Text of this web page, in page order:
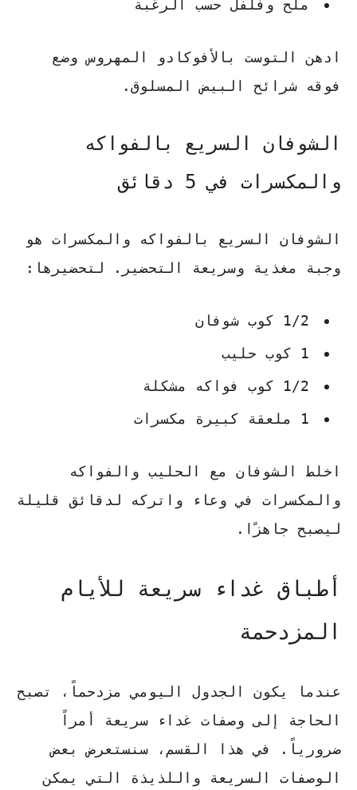
ملح وفلفل حسب الرغبة
ادهن التوست بالأفوكادو المهروس وضع
فوقه شرائح البيض المسلوق.
الشوفان السريع بالفواكه
والمكسرات في 5 دقائق
الشوفان السريع بالفواكه والمكسرات هو
وجبة مغذية وسريعة التحضير. لتحضيرها:
1/2 كوب شوفان
1 كوب حليب
1/2 كوب فواكه مشكلة
1 ملعقة كبيرة مكسرات
اخلط الشوفان مع الحليب والفواكه
والمكسرات في وعاء واتركه لدقائق قليلة
ليصبح جاهزًا.
أطباق غداء سريعة للأيام
المزدحمة
عندما يكون الجدول اليومي مزدحماً، تصبح
الحاجة إلى وصفات غداء سريعة أمراً
ضرورياً. في هذا القسم، سنستعرض بعض
الوصفات السريعة واللذيذة التي يمكن